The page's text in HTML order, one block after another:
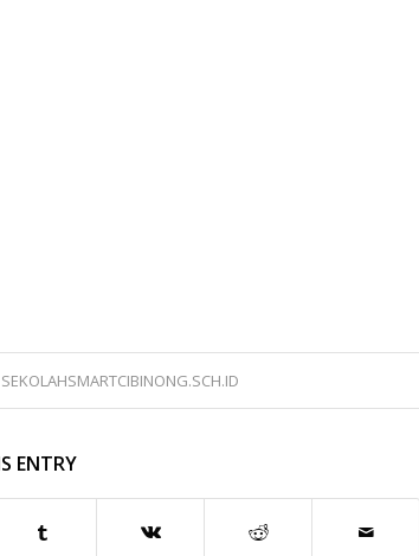
SEKOLAHSMARTCIBINONG.SCH.ID
ENTRY